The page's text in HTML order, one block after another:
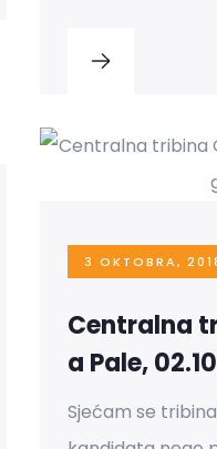
3 OKTOBRA,
Centralna
a Pale,
Sjećam se